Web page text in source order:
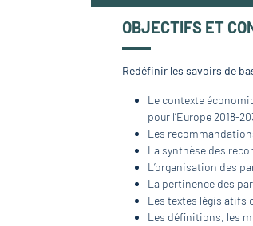
OBJECTIFS ET
Redéfinir les savoirs de
Le contexte
pour l’Europe 2018-
Les
La synthèse des
L’organisation des
La pertinence des
Les textes législatifs
Les définitions, les